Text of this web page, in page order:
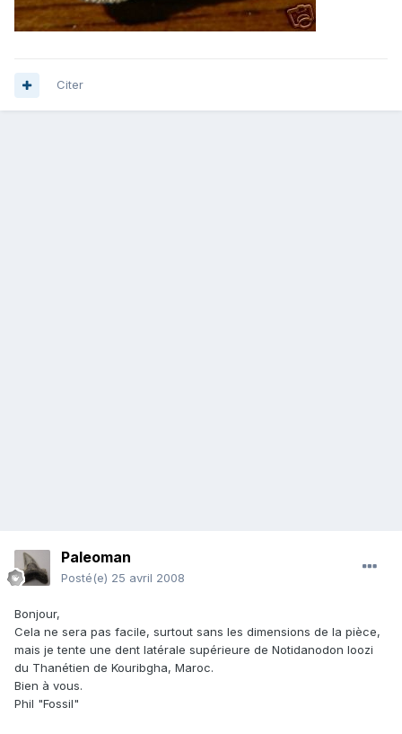
Citer
Paleoman
Posté(e) 25 avril 2008
Bonjour,
Cela ne sera pas facile, surtout sans les dimensions de la pièce,
mais je tente une dent latérale supérieure de Notidanodon loozi
du Thanétien de Kouribgha, Maroc.
Bien à vous.
Phil "Fossil"